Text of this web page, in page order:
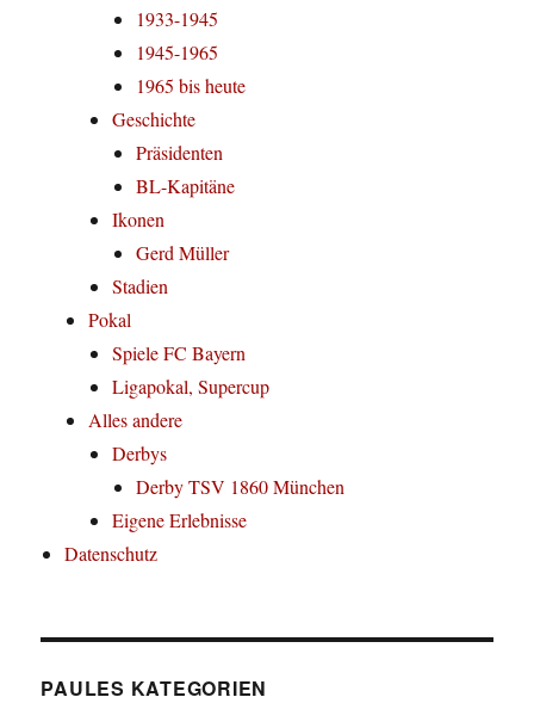
1933-1945
1945-1965
1965 bis heute
Geschichte
Präsidenten
BL-Kapitäne
Ikonen
Gerd Müller
Stadien
Pokal
Spiele FC Bayern
Ligapokal, Supercup
Alles andere
Derbys
Derby TSV 1860 München
Eigene Erlebnisse
Datenschutz
PAULES KATEGORIEN